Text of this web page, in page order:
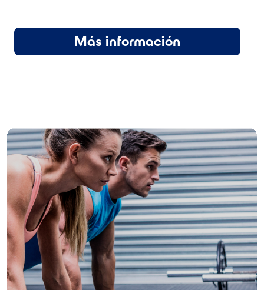
Más información